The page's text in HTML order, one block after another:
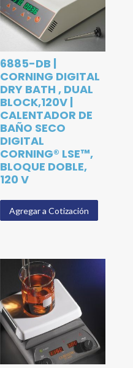
6885-DB |
CORNING DIGITAL
DRY BATH , DUAL
BLOCK,120V |
CALENTADOR DE
BAÑO SECO
DIGITAL
CORNING® LSE™,
BLOQUE DOBLE,
120 V
Agregar a Cotización